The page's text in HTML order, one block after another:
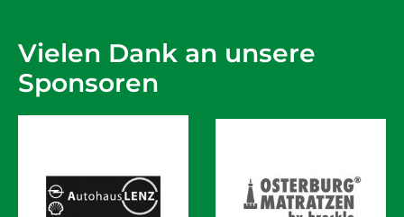
Vielen Dank an unsere
Sponsoren